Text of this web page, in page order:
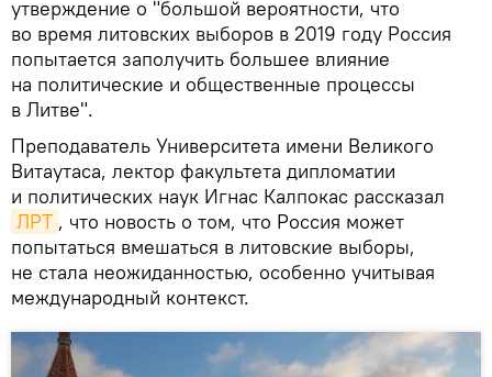
утверждение о "большой вероятности, что
во время литовских выборов в 2019 году Россия
попытается заполучить большее влияние
на политические и общественные процессы
в Литве".
Преподаватель Университета имени Великого
Витаутаса, лектор факультета дипломатии
и политических наук Игнас Калпокас рассказал
ЛРТ , что новость о том, что Россия может
попытаться вмешаться в литовские выборы,
не стала неожиданностью, особенно учитывая
международный контекст.